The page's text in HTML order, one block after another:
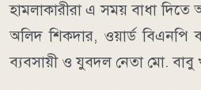
হামলাকারীরা এ সময় বাধা
অলিদ শিকদার, ওয়ার্ড বিএনপি
ব্যবসায়ী ও যুবদল নেতা মো.